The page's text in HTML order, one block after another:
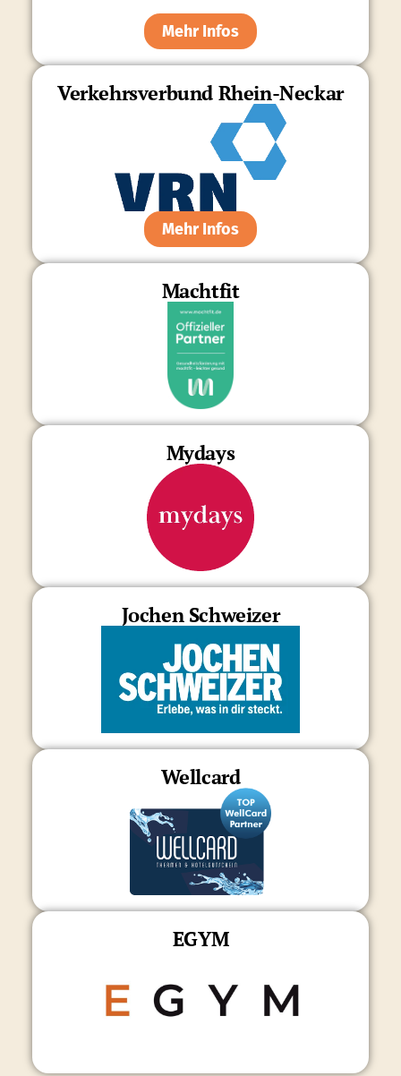
Mehr Infos
Verkehrsverbund Rhein-Neckar
Mehr Infos
Machtfit
Mydays
Jochen Schweizer
Wellcard
EGYM